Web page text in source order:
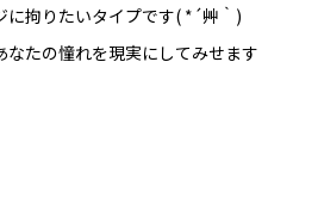
に拘りたいタイプです( *´艸｀)
なたの憧れを現実にしてみせます